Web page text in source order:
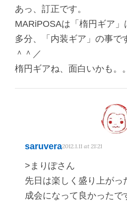
あっ、訂正です。
MARiPOSAは「楕円ギア」
多分、「内装ギア」の事で
＾＾／
楕円ギアね、面白いかも。
saruvera2012.1.11 at 21:21
>まりぽさん
先日は楽しく盛り上がっ
成会になって良かったで